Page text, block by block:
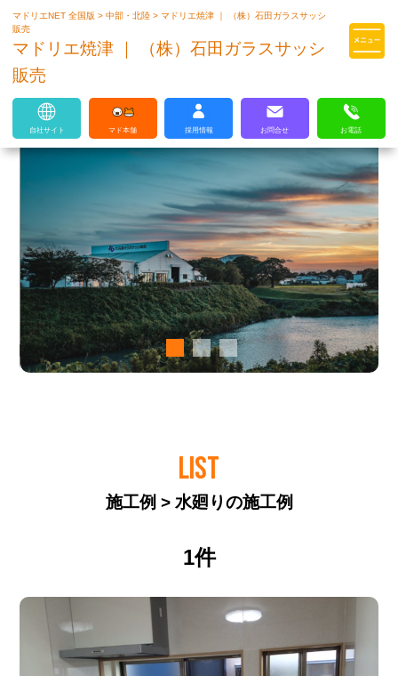
マドリエはLIXILの厳しい基準を
マドリエNET 全国版>中部・北陸>マドリエ焼津 ｜ （株）石田ガラスサッシ
販売
マドリエ焼津 ｜ （株）石田ガラスサッシ
販売
自社サイト マド本舗 採用情報 お問合せ お電話
LIST
施工例 > 水廻りの施工例
1件